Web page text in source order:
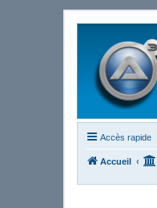
Accès rapide
Accueil